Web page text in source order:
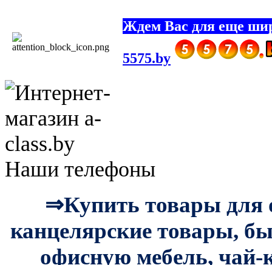
Ждем Вас для еще
5575.by
Наши телефоны
⇒Купить товары для
канцелярские товары,
офисную мебель, чай-